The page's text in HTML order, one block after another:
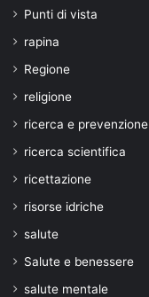
Punti di vista
rapina
Regione
religione
ricerca e prevenzione
ricerca scientifica
ricettazione
risorse idriche
salute
Salute e benessere
salute mentale